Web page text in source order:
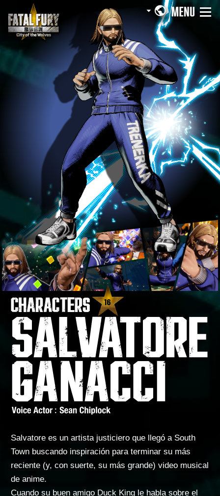
16
Salvatore es un artista justiciero que llegó a South
Town buscando inspiración para terminar su más
reciente (y, con suerte, su más grande) video musical
de anime.
Cuando su buen amigo Duck King le habla sobre el